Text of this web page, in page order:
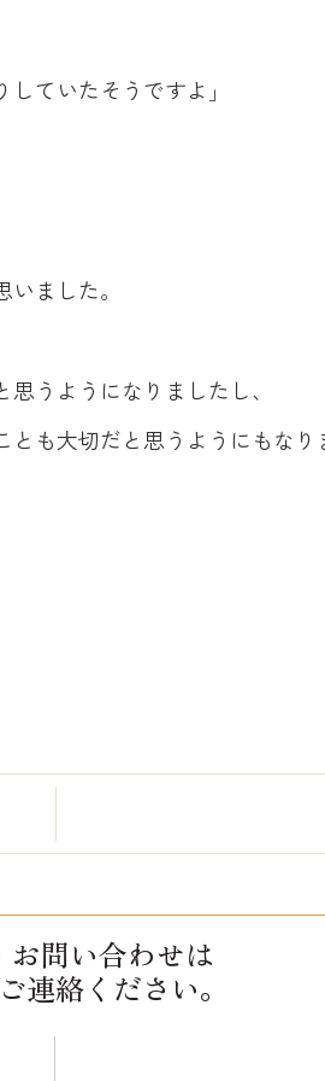
ていたそうですよ」
ました。
うようになりましたし、
も大切だと思うようにもなり
お問い合わせは
連絡ください。